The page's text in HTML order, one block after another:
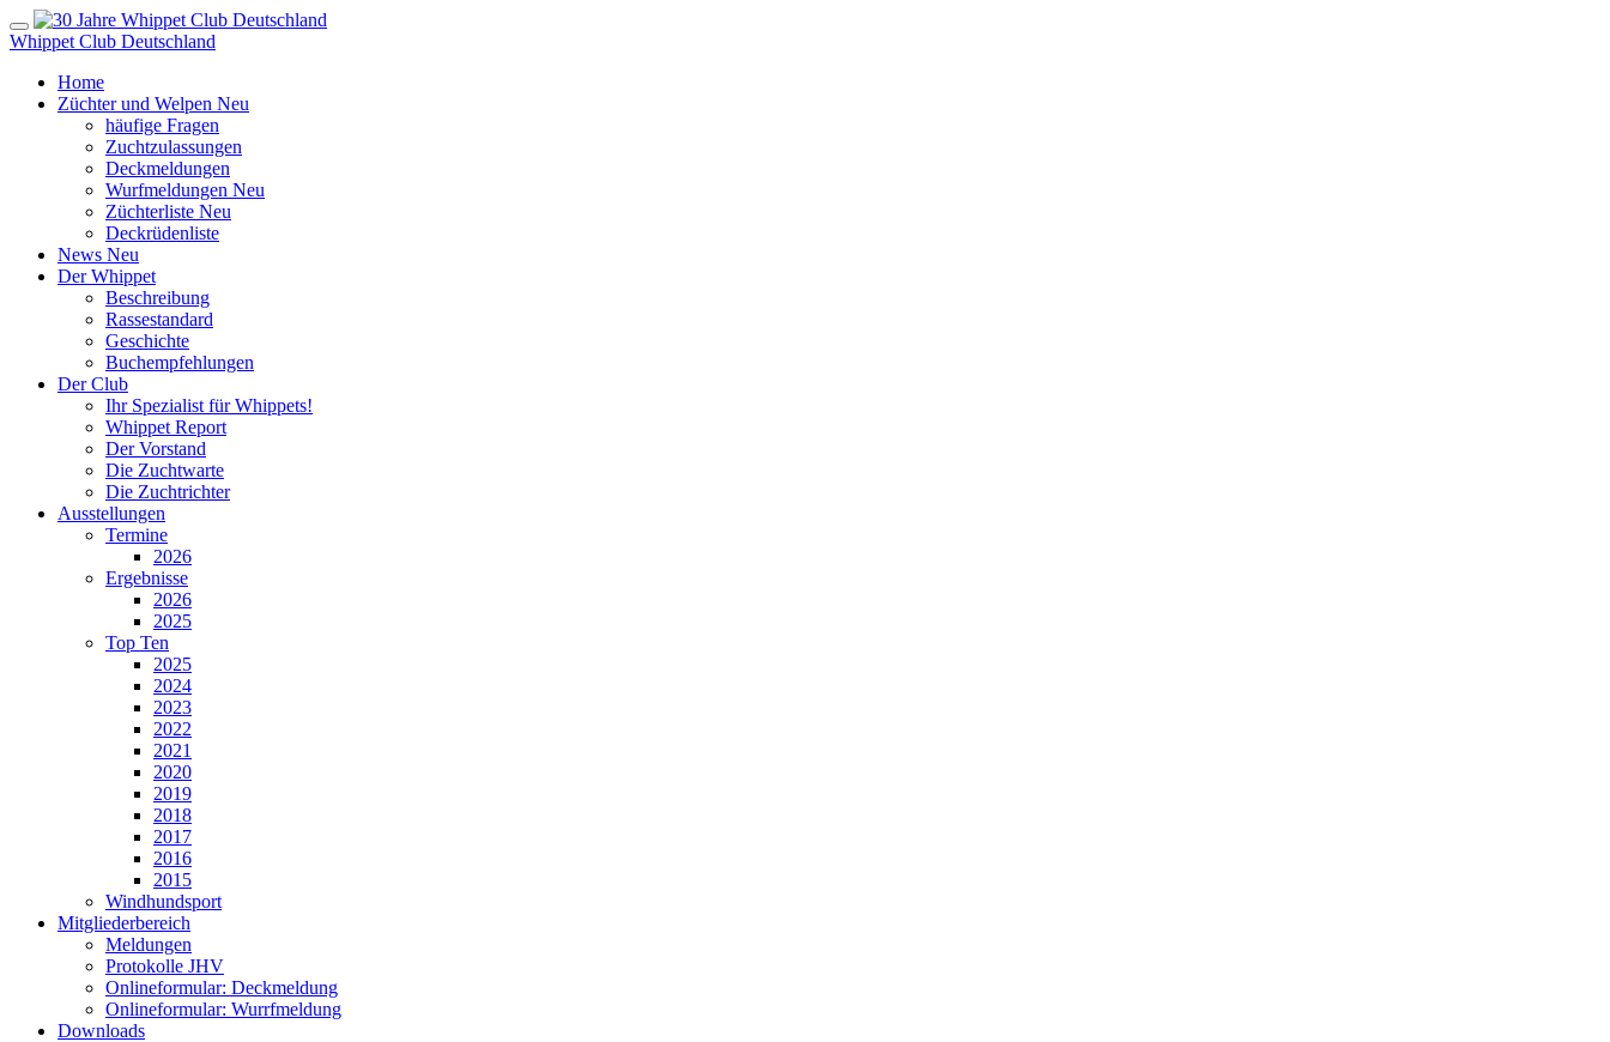
Whippet Club Deutschland
Home
Züchter und Welpen Neu
häufige Fragen
Zuchtzulassungen
Deckmeldungen
Wurfmeldungen Neu
Züchterliste Neu
Deckrüdenliste
News Neu
Der Whippet
Beschreibung
Rassestandard
Geschichte
Buchempfehlungen
Der Club
Ihr Spezialist für Whippets!
Whippet Report
Der Vorstand
Die Zuchtwarte
Die Zuchtrichter
Ausstellungen
Termine
2026
Ergebnisse
2026
2025
Top Ten
2025
2024
2023
2022
2021
2020
2019
2018
2017
2016
2015
Windhundsport
Mitgliederbereich
Meldungen
Protokolle JHV
Onlineformular: Deckmeldung
Onlineformular: Wurrfmeldung
Downloads